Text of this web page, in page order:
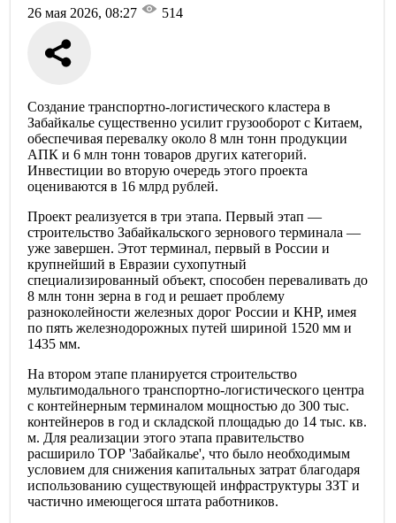
26 мая 2026, 08:27 514
Создание транспортно-логистического кластера в
Забайкалье существенно усилит грузооборот с Китаем,
обеспечивая перевалку около 8 млн тонн продукции
АПК и 6 млн тонн товаров других категорий.
Инвестиции во вторую очередь этого проекта
оцениваются в 16 млрд рублей.
Проект реализуется в три этапа. Первый этап —
строительство Забайкальского зернового терминала —
уже завершен. Этот терминал, первый в России и
крупнейший в Евразии сухопутный
специализированный объект, способен переваливать до
8 млн тонн зерна в год и решает проблему
разноколейности железных дорог России и КНР, имея
по пять железнодорожных путей шириной 1520 мм и
1435 мм.
На втором этапе планируется строительство
мультимодального транспортно-логистического центра
с контейнерным терминалом мощностью до 300 тыс.
контейнеров в год и складской площадью до 14 тыс. кв.
м. Для реализации этого этапа правительство
расширило ТОР 'Забайкалье', что было необходимым
условием для снижения капитальных затрат благодаря
использованию существующей инфраструктуры ЗЗТ и
частично имеющегося штата работников.